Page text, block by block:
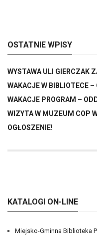
OSTATNIE WPISY
WYSTAWA ULI GIERCZAK
WAKACJE W BIBLIOTECE
WAKACJE PROGRAM –
WIZYTA W MUZEUM COP
OGŁOSZENIE!
KATALOGI ON-LINE
Miejsko-Gminna Biblioteka